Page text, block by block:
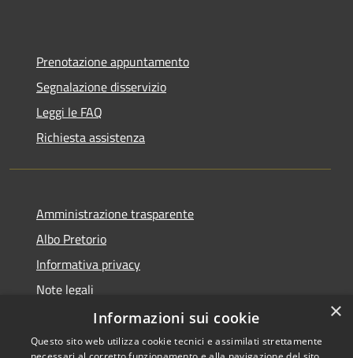
Prenotazione appuntamento
Segnalazione disservizio
Leggi le FAQ
Richiesta assistenza
Amministrazione trasparente
Albo Pretorio
Informativa privacy
Note legali
Dichiarazione di accessibilità
×
Informazioni sui cookie
Questo sito web utilizza cookie tecnici e assimilati strettamente